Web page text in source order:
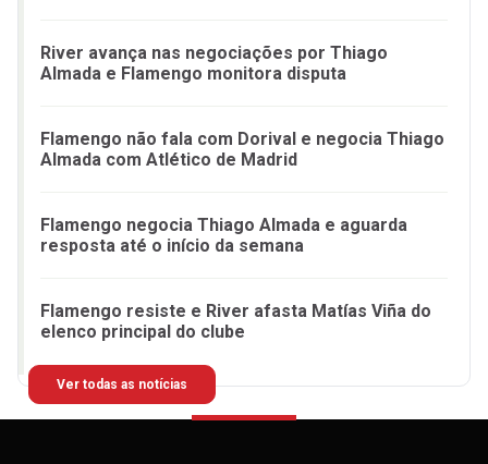
River avança nas negociações por Thiago
Almada e Flamengo monitora disputa
Flamengo não fala com Dorival e negocia Thiago
Almada com Atlético de Madrid
Flamengo negocia Thiago Almada e aguarda
resposta até o início da semana
Flamengo resiste e River afasta Matías Viña do
elenco principal do clube
Ver todas as notícias